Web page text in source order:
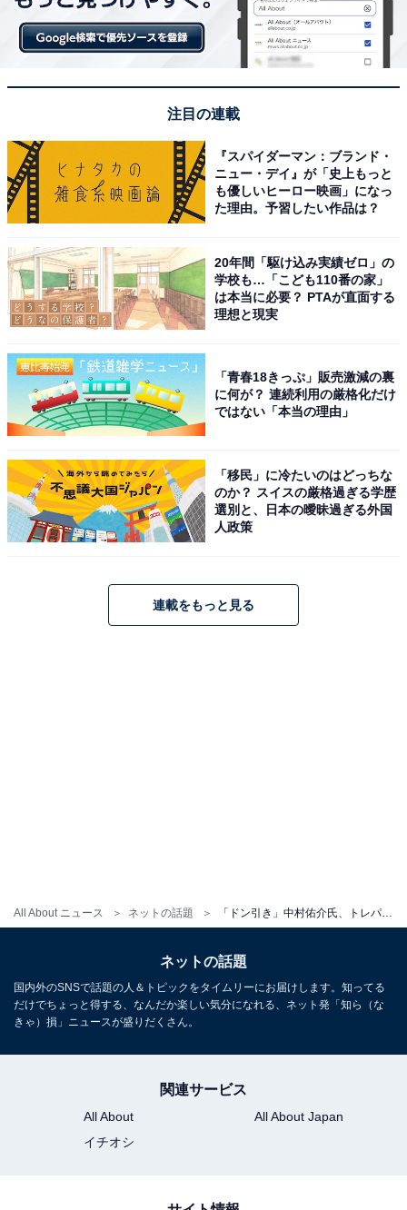
All About ニュース ネットの話題 「ドン引き」中村佑介氏、トレパク疑惑の江口寿史氏へ謝罪を要求も批判続出。「他人事のように切り捨ててるの草」
注目の連載
『スパイダーマン：ブランド・
ニュー・デイ』が「史上もっと
も優しいヒーロー映画」になっ
た理由。予習したい作品は？
20年間「駆け込み実績ゼロ」の
学校も…「こども110番の家」
は本当に必要？ PTAが直面する
理想と現実
「青春18きっぷ」販売激減の裏
に何が？ 連続利用の厳格化だけ
ではない「本当の理由」
「移民」に冷たいのはどっちな
のか？ スイスの厳格過ぎる学歴
選別と、日本の曖昧過ぎる外国
人政策
連載をもっと見る
ネットの話題
国内外のSNSで話題の人＆トピックをタイムリーにお届けします。知ってる
だけでちょっと得する、なんだか楽しい気分になれる、ネット発「知ら（な
きゃ）損」ニュースが盛りだくさん。
関連サービス
All About
All About Japan
イチオシ